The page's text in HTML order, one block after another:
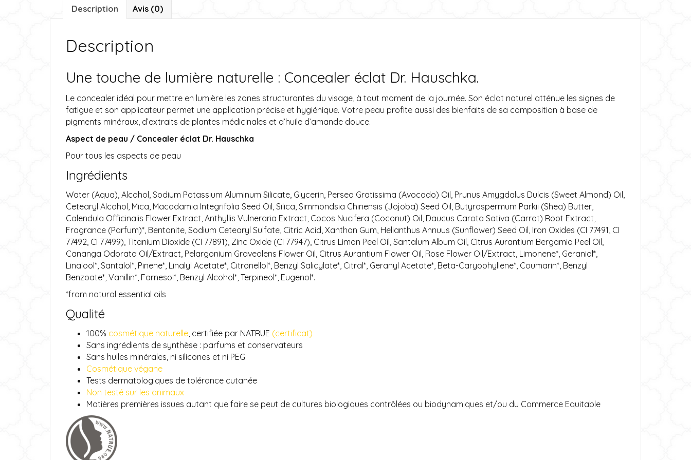
Description Avis (0)
Description
Une touche de lumière naturelle : Concealer éclat Dr. Hauschka.
Le concealer idéal pour mettre en lumière les zones structurantes du visage, à tout moment de la journée. Son éclat naturel atténue les signes de
fatigue et son applicateur permet une application précise et hygiénique. Votre peau profite aussi des bienfaits de sa composition à base de
pigments minéraux, d’extraits de plantes médicinales et d’huile d’amande douce.
Aspect de peau / Concealer éclat Dr. Hauschka
Pour tous les aspects de peau
Ingrédients
Water (Aqua), Alcohol, Sodium Potassium Aluminum Silicate, Glycerin, Persea Gratissima (Avocado) Oil, Prunus Amygdalus Dulcis (Sweet Almond) Oil,
Cetearyl Alcohol, Mica, Macadamia Integrifolia Seed Oil, Silica, Simmondsia Chinensis (Jojoba) Seed Oil, Butyrospermum Parkii (Shea) Butter,
Calendula Officinalis Flower Extract, Anthyllis Vulneraria Extract, Cocos Nucifera (Coconut) Oil, Daucus Carota Sativa (Carrot) Root Extract,
Fragrance (Parfum)*, Bentonite, Sodium Cetearyl Sulfate, Citric Acid, Xanthan Gum, Helianthus Annuus (Sunflower) Seed Oil, Iron Oxides (CI 77491, CI
77492, CI 77499), Titanium Dioxide (CI 77891), Zinc Oxide (CI 77947), Citrus Limon Peel Oil, Santalum Album Oil, Citrus Aurantium Bergamia Peel Oil,
Cananga Odorata Oil/Extract, Pelargonium Graveolens Flower Oil, Citrus Aurantium Flower Oil, Rose Flower Oil/Extract, Limonene*, Geraniol*,
Linalool*, Santalol*, Pinene*, Linalyl Acetate*, Citronellol*, Benzyl Salicylate*, Citral*, Geranyl Acetate*, Beta-Caryophyllene*, Coumarin*, Benzyl
Benzoate*, Vanillin*, Farnesol*, Benzyl Alcohol*, Terpineol*, Eugenol*.
*from natural essential oils
Qualité
100% cosmétique naturelle, certifiée par NATRUE (certificat)
Sans ingrédients de synthèse : parfums et conservateurs
Sans huiles minérales, ni silicones et ni PEG
Cosmétique végane
Tests dermatologiques de tolérance cutanée
Non testé sur les animaux
Matières premières issues autant que faire se peut de cultures biologiques contrôlées ou biodynamiques et/ou du Commerce Equitable